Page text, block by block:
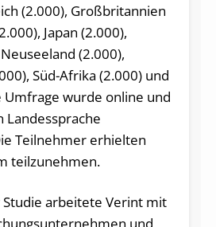
(2.000), Großbritannien
Japan (2.000),
(2.000),
Süd-Afrika (2.000) und
Umfrage wurde online und
Landessprache
Teilnehmer erhielten
teilzunehmen.
arbeitete Verint mit